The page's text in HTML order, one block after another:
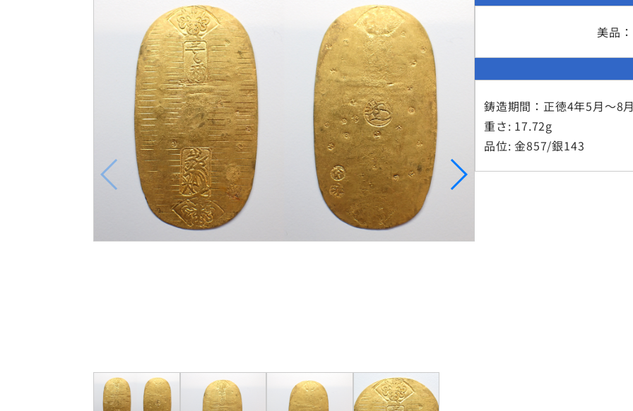
美品
鋳造期間：正徳4年5月～8
重さ: 17.72g
品位: 金857/銀143